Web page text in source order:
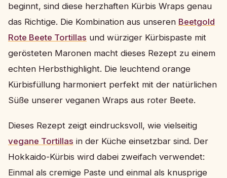
beginnt, sind diese herzhaften Kürbis Wraps genau
das Richtige. Die Kombination aus unseren Beetgold
Rote Beete Tortillas und würziger Kürbispaste mit
gerösteten Maronen macht dieses Rezept zu einem
echten Herbsthighlight. Die leuchtend orange
Kürbisfüllung harmoniert perfekt mit der natürlichen
Süße unserer veganen Wraps aus roter Beete.
Dieses Rezept zeigt eindrucksvoll, wie vielseitig
vegane Tortillas in der Küche einsetzbar sind. Der
Hokkaido-Kürbis wird dabei zweifach verwendet:
Einmal als cremige Paste und einmal als knusprige